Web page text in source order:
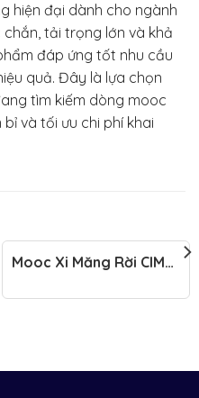
hiện đại dành cho ngành
tải trọng lớn và khả
đáp ứng tốt nhu cầu
quả. Đây là lựa chọn
tìm kiếm dòng mooc
và tối ưu chi phí khai
Mooc Xi Măng Rời CIMC